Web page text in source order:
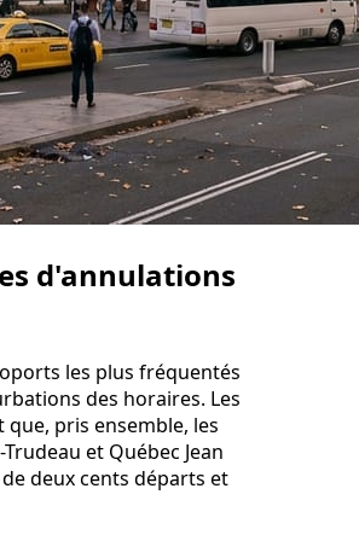
d'annulations
les plus fréquentés
des horaires. Les
pris ensemble, les
et Québec Jean
deux cents départs et